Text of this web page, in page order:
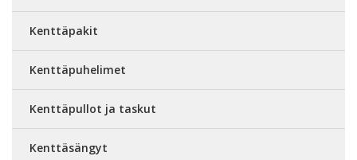
Kenttäpakit
Kenttäpuhelimet
Kenttäpullot ja taskut
Kenttäsängyt